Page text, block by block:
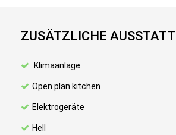
ZUSÄTZLICHE
Klimaanlage
Open plan kitchen
Elektrogeräte
Hell